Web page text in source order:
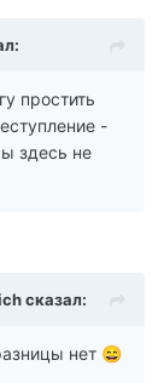
простить
-
здесь не
сказал:
нет 😄